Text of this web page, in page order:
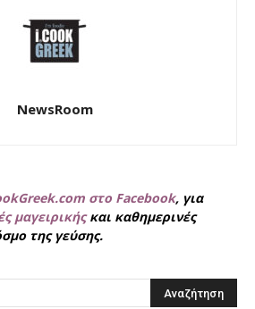
NewsRoom
στο Facebook, για
μαγειρικήςκαι καθημερινές
της γεύσης.